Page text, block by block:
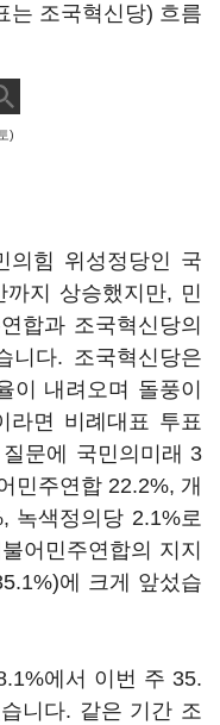
는 조국혁신당) 흐름
)
의힘 위성정당인 국
지 상승했지만, 민
합과 조국혁신당의
니다. 조국혁신당은
이 내려오며 돌풍이
라면 비례대표 투표
문에 국민의미래 3
민주연합 22.2%, 개
녹색정의당 2.1%로
어민주연합의 지지
에 크게 앞섰습
에서 이번 주 35.
니다. 같은 기간 조